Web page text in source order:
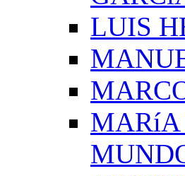
LUIS
MARíA